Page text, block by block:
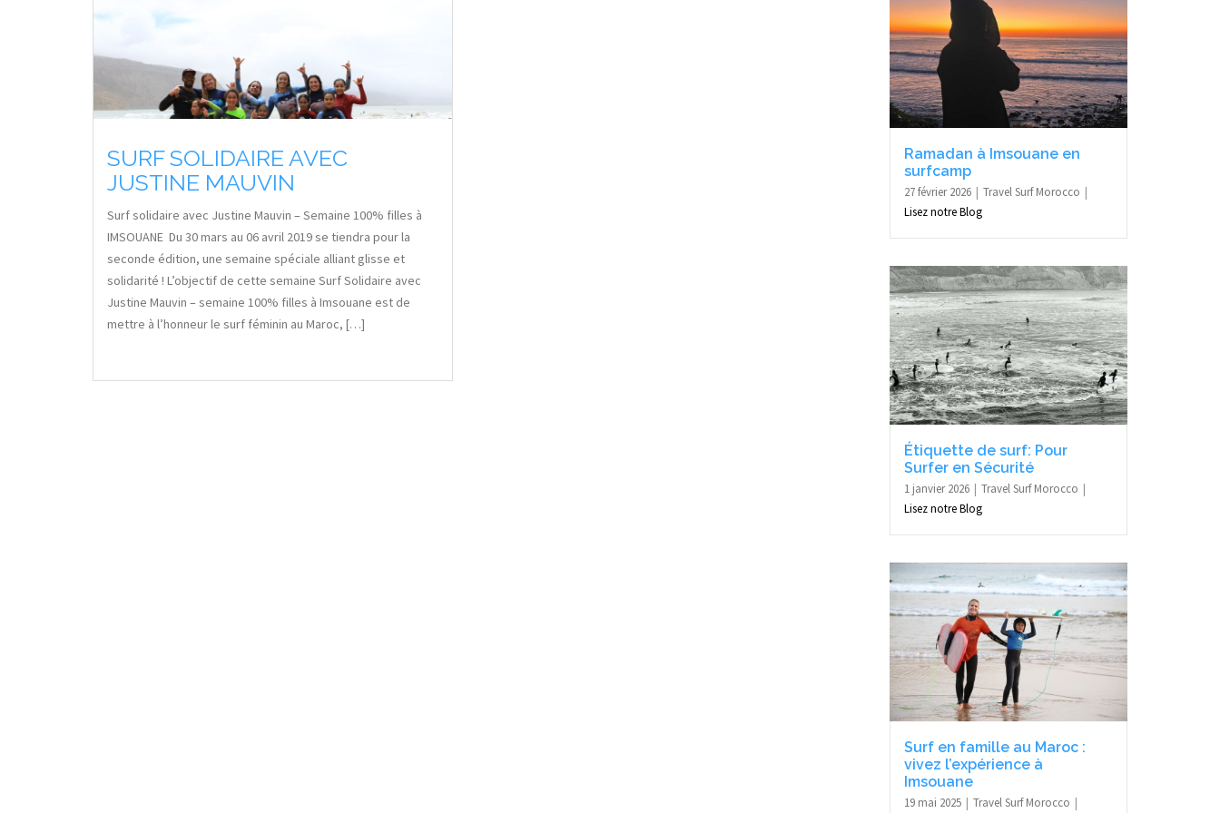
SURF SOLIDAIRE AVEC
JUSTINE MAUVIN
Surf solidaire avec Justine Mauvin – Semaine 100% filles à
IMSOUANE Du 30 mars au 06 avril 2019 se tiendra pour la
seconde édition, une semaine spéciale alliant glisse et
solidarité ! L’objectif de cette semaine Surf Solidaire avec
Justine Mauvin – semaine 100% filles à Imsouane est de
mettre à l’honneur le surf féminin au Maroc, […]
Ramadan à Imsouane en
surfcamp
27 février 2026
Travel Surf Morocco
Lisez notre Blog
Étiquette de surf: Pour
Surfer en Sécurité
1 janvier 2026
Travel Surf Morocco
Lisez notre Blog
Surf en famille au Maroc :
vivez l’expérience à
Imsouane
19 mai 2025
Travel Surf Morocco